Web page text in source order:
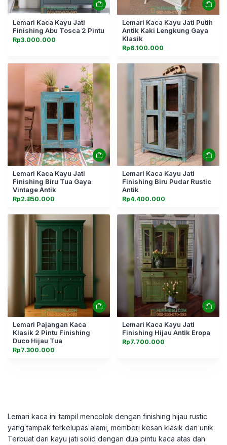
Lemari Kaca Kayu Jati
Finishing Abu Tosca 2 Pintu
Rp3.000.000
Lemari Kaca Kayu Jati Putih
Antik Kaki Lengkung Gaya
Klasik
Rp6.100.000
Lemari Kaca Kayu Jati
Finishing Biru Tua Gaya
Vintage Antik
Rp2.850.000
Lemari Kaca Kayu Jati
Finishing Biru Pudar Rustic
Antik
Rp4.400.000
Lemari Pajangan Kaca
Klasik 2 Pintu Finishing
Duco Hijau Tua
Rp7.300.000
Lemari Kaca Kayu Jati
Finishing Hijau Antik Eropa
Rp7.700.000
Lemari kaca ini tampil mencolok dengan finishing hijau rustic
yang tampak terkelupas alami, memberi kesan klasik dan unik.
Terbuat dari kayu jati solid dengan dua pintu kaca atas dan